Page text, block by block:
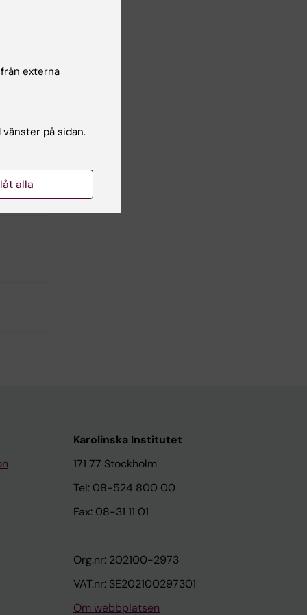
Karolinska Institutet
171 77 Stockholm
Tel: 08-524 800 00
Fax: 08-31 11 01
Org.nr: 202100-2973
VAT.nr: SE202100297301
Om webbplatsen
externa
på sidan.
alla